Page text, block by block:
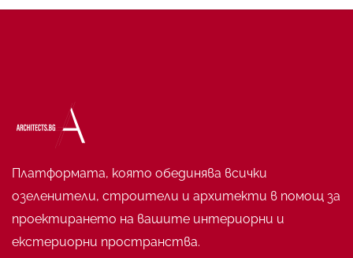
Платформата, която обединява всички
озеленители, строители и архитекти в помощ за
проектирането на вашите интериорни и
екстериорни пространства.